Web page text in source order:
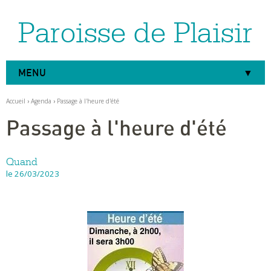
Outils
personnels
Paroisse de Plaisir
MENU
Accueil › Agenda › Passage à l'heure d'été
Passage à l'heure d'été
Quand
le 26/03/2023